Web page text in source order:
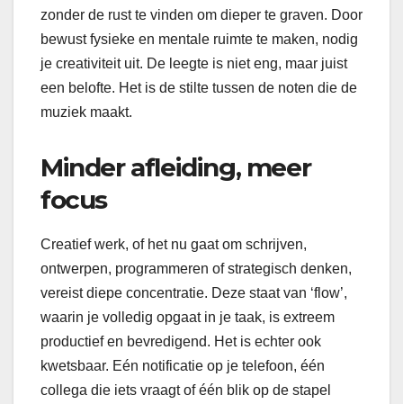
zonder de rust te vinden om dieper te graven. Door
bewust fysieke en mentale ruimte te maken, nodig
je creativiteit uit. De leegte is niet eng, maar juist
een belofte. Het is de stilte tussen de noten die de
muziek maakt.
Minder afleiding, meer
focus
Creatief werk, of het nu gaat om schrijven,
ontwerpen, programmeren of strategisch denken,
vereist diepe concentratie. Deze staat van ‘flow’,
waarin je volledig opgaat in je taak, is extreem
productief en bevredigend. Het is echter ook
kwetsbaar. Eén notificatie op je telefoon, één
collega die iets vraagt of één blik op de stapel